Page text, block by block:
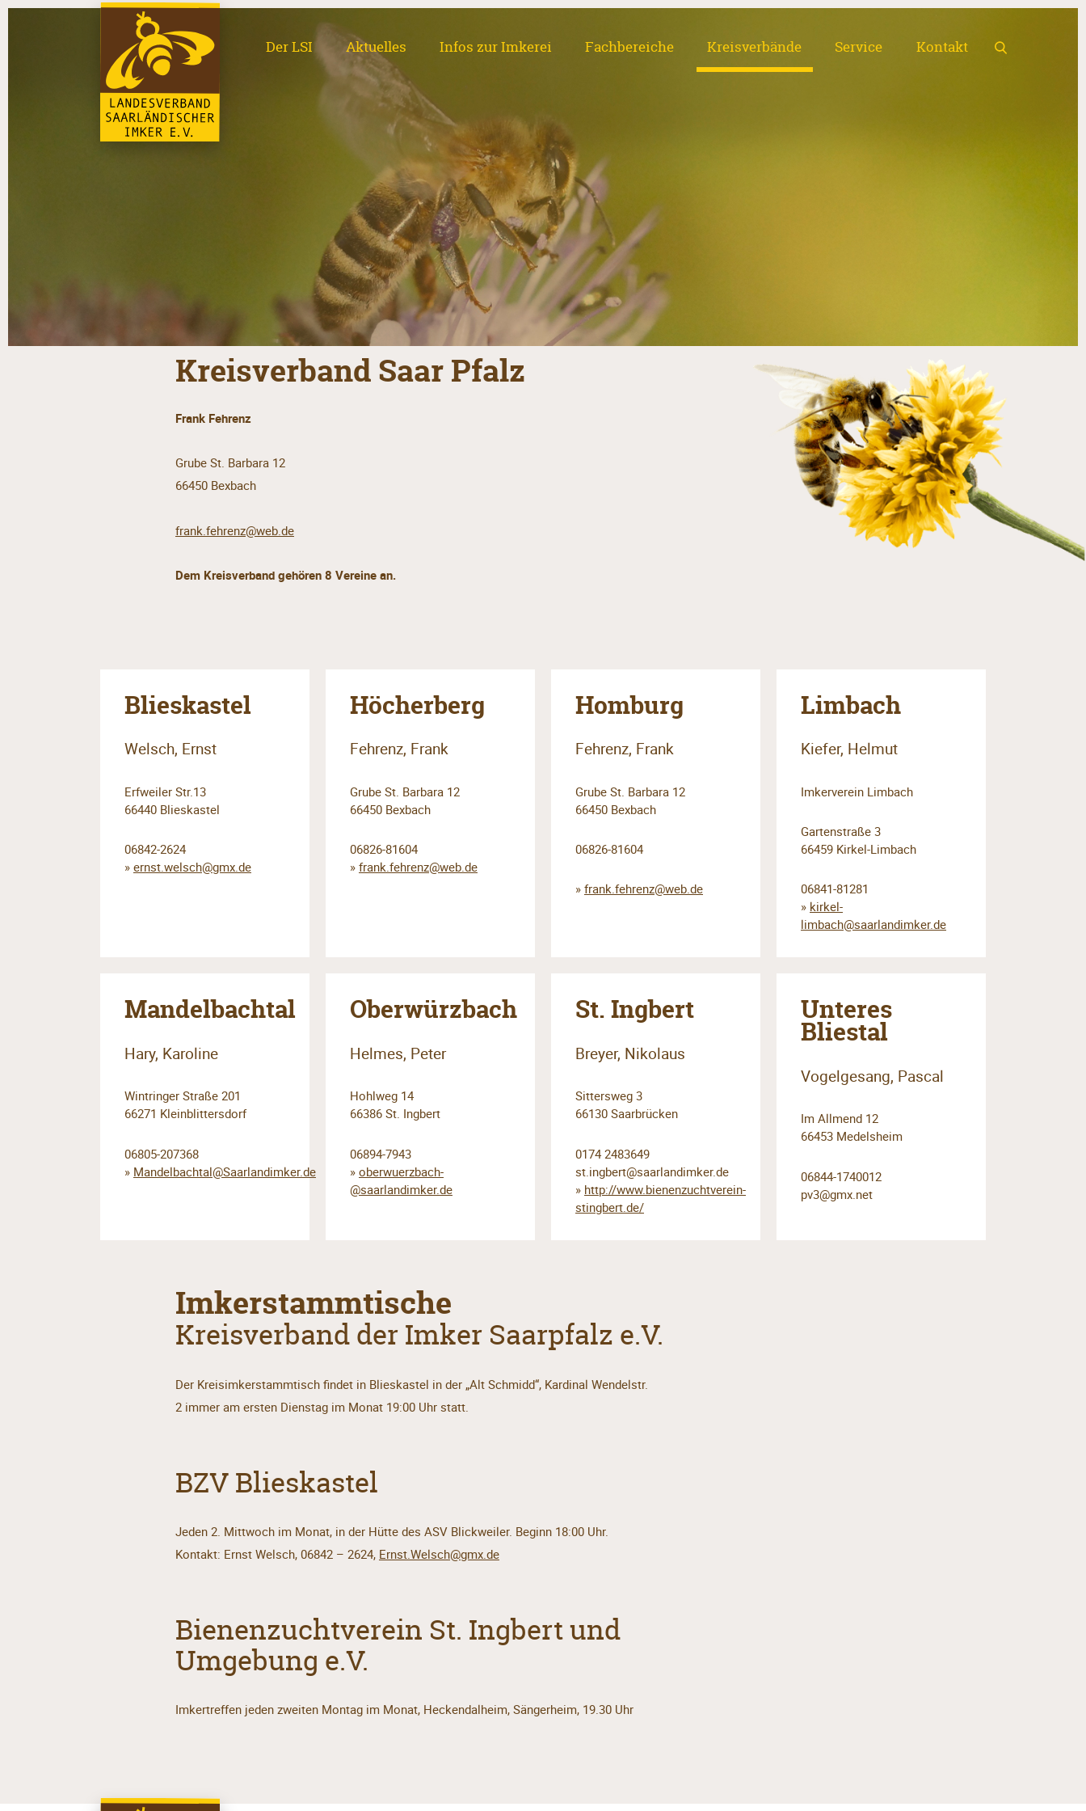
Der LSI Aktuelles Infos zur Imkerei Fachbereiche Kreisverbände Service Kontakt
Kreisverband Saar Pfalz
Frank Fehrenz
Grube St. Barbara 12
66450 Bexbach
frank.fehrenz@web.de
Dem Kreisverband gehören 8 Vereine an.
Blieskastel
Welsch, Ernst
Erfweiler Str.13
66440 Blieskastel
06842-2624
» ernst.welsch@gmx.de
Höcherberg
Fehrenz, Frank
Grube St. Barbara 12
66450 Bexbach
06826-81604
» frank.fehrenz@web.de
Homburg
Fehrenz, Frank
Grube St. Barbara 12
66450 Bexbach
06826-81604
» frank.fehrenz@web.de
Limbach
Kiefer, Helmut
Imkerverein Limbach
Gartenstraße 3
66459 Kirkel-Limbach
06841-81281
» kirkel-
limbach@saarlandimker.de
Mandelbachtal
Hary, Karoline
Wintringer Straße 201
66271 Kleinblittersdorf
06805-207368
» Mandelbachtal@Saarlandimker.de
Oberwürzbach
Helmes, Peter
Hohlweg 14
66386 St. Ingbert
06894-7943
» oberwuerzbach­
@saarlandimker.de
St. Ingbert
Breyer, Nikolaus
Sittersweg 3
66130 Saarbrücken
0174 2483649
st.ingbert@saarlandimker.de
» http://www.bienenzuchtverein-
stingbert.de/
Unteres
Bliestal
Vogelgesang, Pascal
Im Allmend 12
66453 Medelsheim
06844-1740012
pv3@gmx.net
Imkerstammtische
Kreisverband der Imker Saarpfalz e.V.
Der Kreisimkerstammtisch findet in Blieskastel in der „Alt Schmidd“, Kardinal Wendelstr.
2 immer am ersten Dienstag im Monat 19:00 Uhr statt.
BZV Blieskastel
Jeden 2. Mittwoch im Monat, in der Hütte des ASV Blickweiler. Beginn 18:00 Uhr.
Kontakt: Ernst Welsch, 06842 – 2624, Ernst.Welsch@gmx.de
Bienenzuchtverein St. Ingbert und
Umgebung e.V.
Imkertreffen jeden zweiten Montag im Monat, Heckendalheim, Sängerheim, 19.30 Uhr